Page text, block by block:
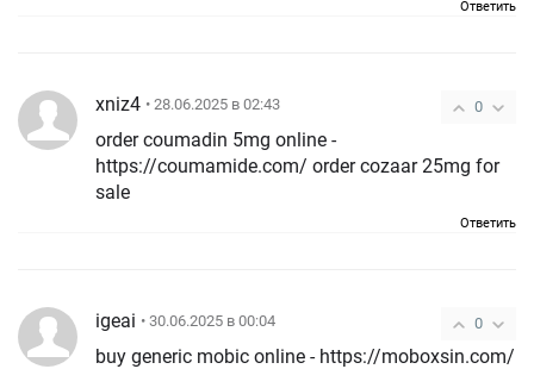
Ответить
0
xniz4 • 28.06.2025 в 02:43
order coumadin 5mg online -
https://coumamide.com/ order cozaar 25mg for
sale
Ответить
0
igeai • 30.06.2025 в 00:04
buy generic mobic online - https://moboxsin.com/